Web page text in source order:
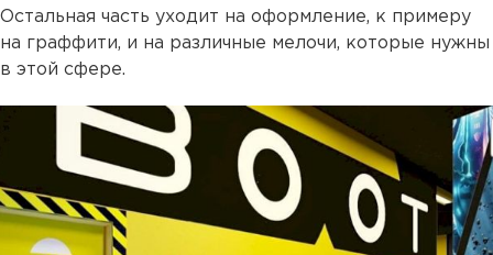
Остальная часть уходит на оформление, к примеру
на граффити, и на различные мелочи, которые нужны
в этой сфере.